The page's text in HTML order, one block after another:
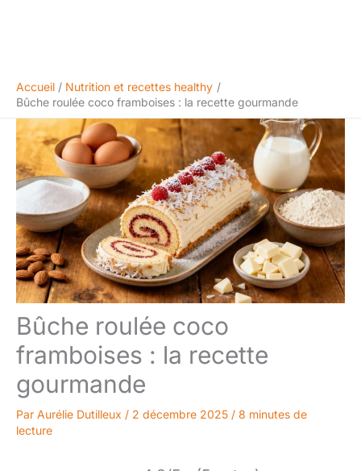
Accueil
Nutrition et recettes healthy
Bûche roulée coco framboises : la recette gourmande
Bûche roulée coco
framboises : la recette
gourmande
Par Aurélie Dutilleux / 2 décembre 2025 / 8 minutes de
lecture